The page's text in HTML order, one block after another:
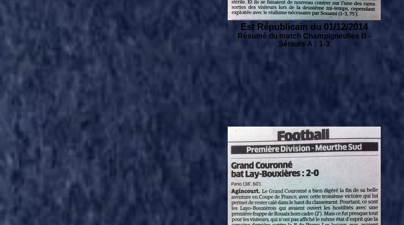
Est Républicain du 01/12/2014
Résumé du match Champigneulles B -
Séniors A : 1-3